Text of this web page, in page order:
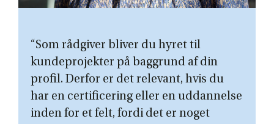
“Som rådgiver bliver du hyret til
kundeprojekter på baggrund af din
profil. Derfor er det relevant, hvis du
har en certificering eller en uddannelse
inden for et felt, fordi det er noget